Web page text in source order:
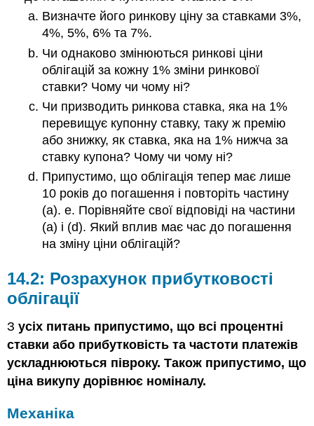
Визначте його ринкову ціну за ставками 3%,
4%, 5%, 6% та 7%.
Чи однаково змінюються ринкові ціни
облігацій за кожну 1% зміни ринкової
ставки? Чому чи чому ні?
Чи призводить ринкова ставка, яка на 1%
перевищує купонну ставку, таку ж премію
або знижку, як ставка, яка на 1% нижча за
ставку купона? Чому чи чому ні?
Припустимо, що облігація тепер має лише
10 років до погашення і повторіть частину
(а). е. Порівняйте свої відповіді на частини
(а) і (d). Який вплив має час до погашення
на зміну ціни облігацій?
14.2: Розрахунок прибутковості
облігації
Зусіх питань припустимо, що всі процентні
ставки або прибутковість та частоти платежів
ускладнюються півроку. Також припустимо, що
ціна викупу дорівнює номіналу.
Механіка